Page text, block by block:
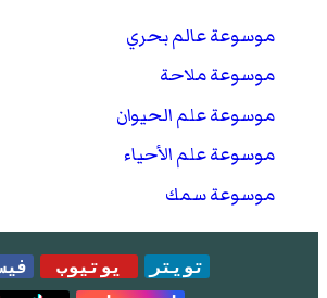
موسوعة عالم بحري
موسوعة ملاحة
موسوعة علم الحيوان
موسوعة علم الأحياء
موسوعة سمك
تويتر يوتيوب